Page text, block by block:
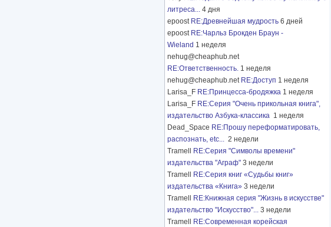
литреса... 4 дня
epoost RE:Древнейшая мудрость 6 дней
epoost RE:Чарльз Брокден Браун -
Wieland 1 неделя
nehug@cheaphub.net
RE:Ответственность. 1 неделя
nehug@cheaphub.net RE:Доступ 1 неделя
Larisa_F RE:Принцесса-бродяжка 1 неделя
Larisa_F RE:Серия "Очень прикольная книга",
издательство Азбука-классика 1 неделя
Dead_Space RE:Прошу переформатировать,
распознать, etc... 2 недели
Tramell
RE:Серия "Символы времени"
издательства "Аграф" 3 недели
Tramell
RE:Серия книг «Судьбы книг»
издательства «Книга» 3 недели
Tramell
RE:Книжная серия "Жизнь в искусстве"
издательство "Искусство"... 3 недели
Tramell
RE:Современная корейская